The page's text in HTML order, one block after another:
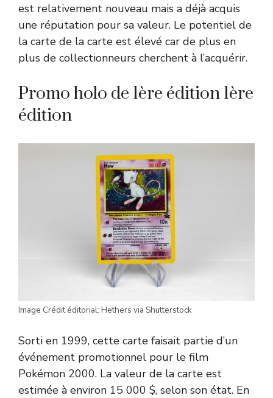
est relativement nouveau mais a déjà acquis
une réputation pour sa valeur. Le potentiel de
la carte de la carte est élevé car de plus en
plus de collectionneurs cherchent à l’acquérir.
Promo holo de 1ère édition 1ère
édition
Image Crédit éditorial: Hethers via Shutterstock
Sorti en 1999, cette carte faisait partie d’un
événement promotionnel pour le film
Pokémon 2000. La valeur de la carte est
estimée à environ 15 000 $, selon son état. En